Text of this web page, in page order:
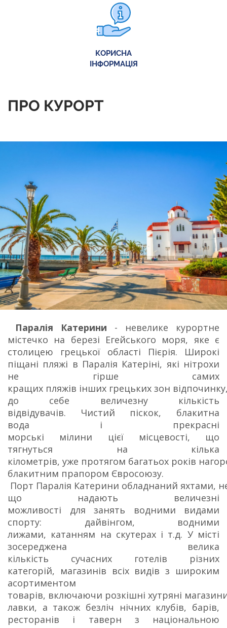
КОРИСНА
ІНФОРМАЦІЯ
ПРО КУРОРТ
Паралія Катерини - невелике курортне
містечко на березі Егейського моря, яке є
столицею грецької області Пієрія. Широкі
піщані пляжі в Паралія Катеріні, які нітрохи
не гірше самих
кращих пляжів інших грецьких зон
до себе величезну кількість
відвідувачів. Чистий піскок, блакитна
вода і прекрасні
морські мілини цієї місцевості, що
тягнуться на кілька
кілометрів, уже протягом багатьох років
блакитним прапором Євросоюзу.
Порт Паралія Катерини обладнаний яхтами,
що надають величезні
можливості для занять водними видами
спорту: дайвінгом, водними
лижами, катанням на скутерах і т.д. У місті
зосереджена велика
кількість сучасних готелів різних
категорій, магазинів всіх видів з широким
асортиментом
товарів, включаючи розкішні хутряні
лавки, а також безліч нічних клубів, барів,
ресторанів і таверн з національною